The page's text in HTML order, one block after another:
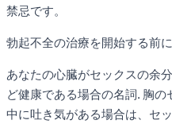
禁忌です。
勃起不全の治療を開始する前
あなたの心臓がセックスの余
ど健康である場合の名詞. 胸
中に吐き気がある場合は、セ